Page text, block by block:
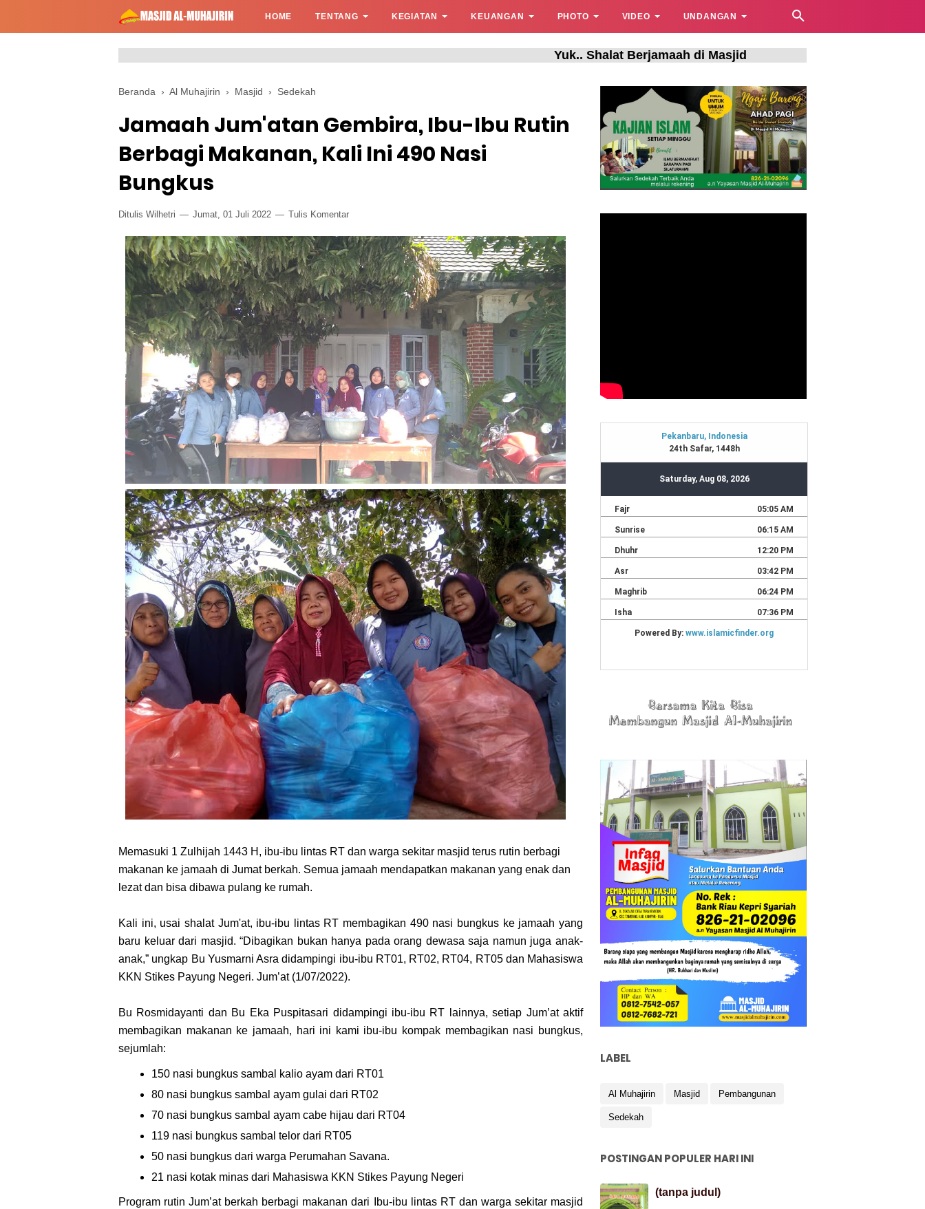
HOME TENTANG KEGIATAN KEUANGAN PHOTO VIDEO UNDANGAN
Yuk.. Shalat Berjamaah di Masjid
Beranda › Al Muhajirin › Masjid › Sedekah
Jamaah Jum'atan Gembira, Ibu-Ibu Rutin
Berbagi Makanan, Kali Ini 490 Nasi
Bungkus
Ditulis Wilhetri Jumat, 01 Juli 2022 Tulis Komentar
Memasuki 1 Zulhijah 1443 H, ibu-ibu lintas RT dan warga sekitar masjid terus rutin berbagi
makanan ke jamaah di Jumat berkah. Semua jamaah mendapatkan makanan yang enak dan
lezat dan bisa dibawa pulang ke rumah.
Kali ini, usai shalat Jum'at, ibu-ibu lintas RT membagikan 490 nasi bungkus ke jamaah yang
baru keluar dari masjid. “Dibagikan bukan hanya pada orang dewasa saja namun juga anak-
anak,” ungkap Bu Yusmarni Asra didampingi ibu-ibu RT01, RT02, RT04, RT05 dan Mahasiswa
KKN Stikes Payung Negeri. Jum’at (1/07/2022).
Bu Rosmidayanti dan Bu Eka Puspitasari didampingi ibu-ibu RT lainnya, setiap Jum’at aktif
membagikan makanan ke jamaah, hari ini kami ibu-ibu kompak membagikan nasi bungkus,
sejumlah:
150 nasi bungkus sambal kalio ayam dari RT01
80 nasi bungkus sambal ayam gulai dari RT02
70 nasi bungkus sambal ayam cabe hijau dari RT04
119 nasi bungkus sambal telor dari RT05
50 nasi bungkus dari warga Perumahan Savana.
21 nasi kotak minas dari Mahasiswa KKN Stikes Payung Negeri
Program rutin Jum’at berkah berbagi makanan dari Ibu-ibu lintas RT dan warga sekitar masjid
LABEL
Al Muhajirin Masjid Pembangunan
Sedekah
POSTINGAN POPULER HARI INI
(tanpa judul)